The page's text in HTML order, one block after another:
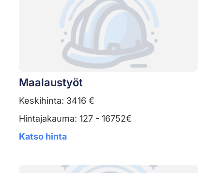
Maalaustyöt
Keskihinta: 3416 €
Hintajakauma: 127 - 16752€
Katso hinta